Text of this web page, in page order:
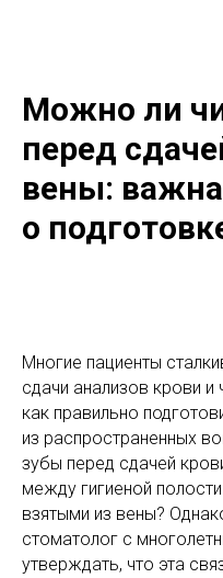
Можно ли
перед
вены:
о
Многие пациенты
сдачи анализов крови
как правильно
из распространенных
зубы перед сдачей
между гигиеной
взятыми из вены?
стоматолог с
утверждать, что эта